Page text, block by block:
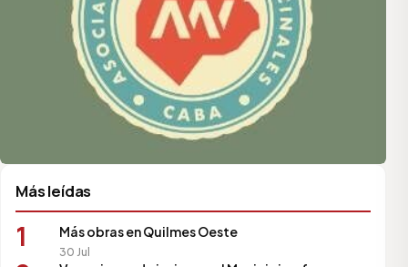
Más leídas
1 Más obras en Quilmes Oeste
30 Jul